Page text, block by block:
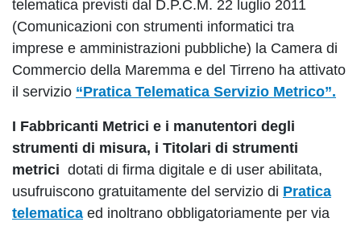
telematica previsti dal D.P.C.M. 22 luglio 2011
(Comunicazioni con strumenti informatici tra
imprese e amministrazioni pubbliche) la Camera di
Commercio della Maremma e del Tirreno ha attivato
il servizio “Pratica Telematica Servizio Metrico”.
I Fabbricanti Metrici e i manutentori degli
strumenti di misura, i Titolari di strumenti
metrici dotati di firma digitale e di user abilitata,
usufruiscono gratuitamente del servizio di Pratica
telematica ed inoltrano obbligatoriamente per via